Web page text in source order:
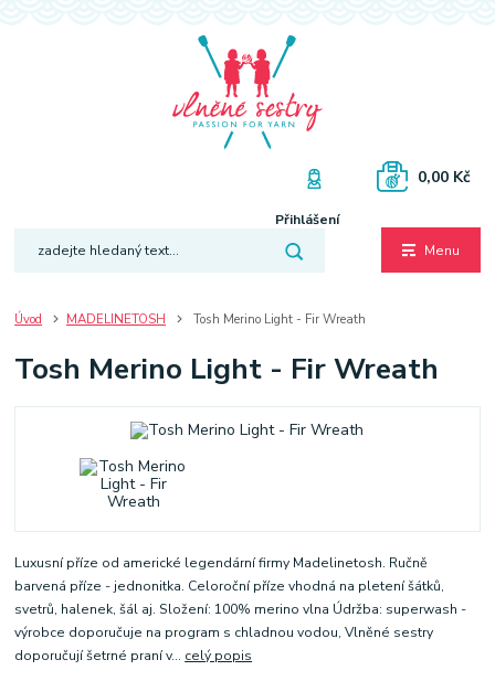
Menu
Přihlášení
0,00 Kč
Úvod MADELINETOSH Tosh Merino Light - Fir Wreath
Tosh Merino Light - Fir Wreath
Luxusní příze od americké legendární firmy Madelinetosh. Ručně
barvená příze - jednonitka. Celoroční příze vhodná na pletení šátků,
svetrů, halenek, šál aj. Složení: 100% merino vlna Údržba: superwash -
výrobce doporučuje na program s chladnou vodou, Vlněné sestry
doporučují šetrné praní v... celý popis